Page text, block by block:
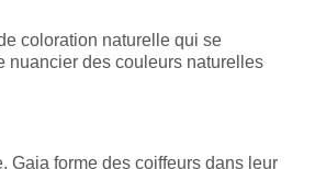
coloration naturelle qui se
nuancier des couleurs naturelles
Gaia forme des coiffeurs dans leur